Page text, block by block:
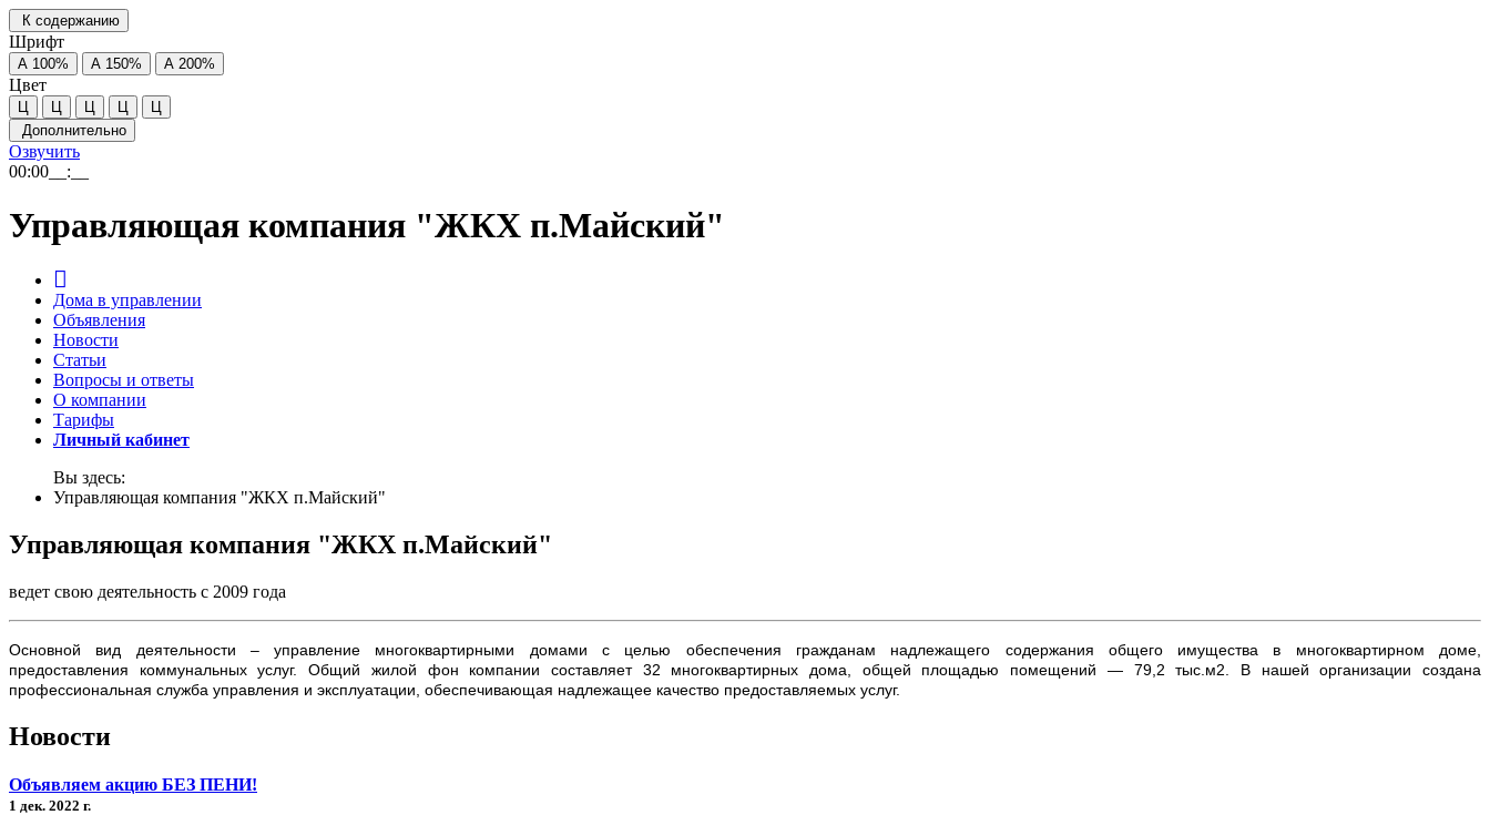
К содержанию
Шрифт
А 100% А 150% А 200%
Цвет
Ц Ц Ц Ц
Ц
Дополнительно
Озвучить
00:00 __:__
Управляющая компания "ЖКХ п.Майский"
Дома в управлении
Объявления
Новости
Статьи
Вопросы и ответы
О компании
Тарифы
Личный кабинет
Вы здесь:
Управляющая компания "ЖКХ п.Майский"
Управляющая компания "ЖКХ п.Майский"
ведет свою деятельность с 2009 года
Основной вид деятельности – управление многоквартирными домами с целью обеспечения гражданам надлежащего содержания общего имущества в многоквартирном доме,
предоставления коммунальных услуг. Общий жилой фон компании составляет 32 многоквартирных дома, общей площадью помещений — 79,2 тыс.м2. В нашей организации создана
профессиональная служба управления и эксплуатации, обеспечивающая надлежащее качество предоставляемых услуг.
Новости
Объявляем акцию БЕЗ ПЕНИ!
1 дек. 2022 г.